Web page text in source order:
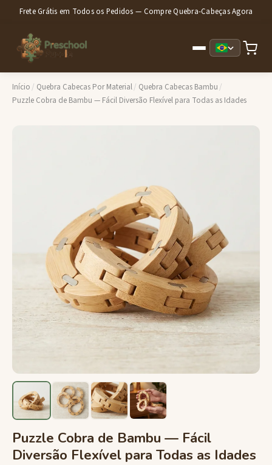
Frete Grátis em Todos os Pedidos — Compre Quebra-Cabeças Agora
Início / Quebra Cabecas Por Material/ Quebra Cabecas Bambu /
Puzzle Cobra de Bambu — Fácil Diversão Flexível para Todas as Idades
Puzzle Cobra de Bambu — Fácil
Diversão Flexível para Todas as Idades